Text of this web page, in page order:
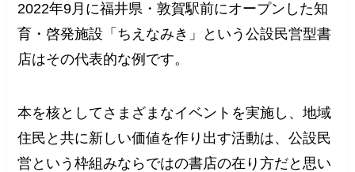
2022年9月に福井県・敦賀駅前にオープンした知
育・啓発施設「ちえなみき」という公設民営型書
店はその代表的な例です。
本を核としてさまざまなイベントを実施し、地域
住民と共に新しい価値を作り出す活動は、公設民
営という枠組みならではの書店の在り方だと思い